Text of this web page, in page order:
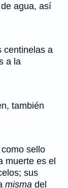
agua, así
centinelas a
a la
también
sello
muerte es el
sus
misma del